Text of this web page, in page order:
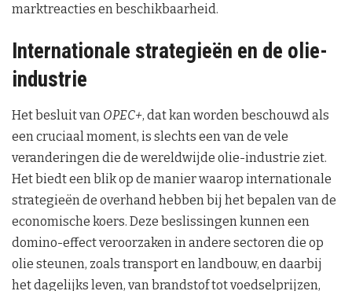
marktreacties en beschikbaarheid.
Internationale strategieën en de olie-
industrie
Het besluit van OPEC+, dat kan worden beschouwd als
een cruciaal moment, is slechts een van de vele
veranderingen die de wereldwijde olie-industrie ziet.
Het biedt een blik op de manier waarop internationale
strategieën de overhand hebben bij het bepalen van de
economische koers. Deze beslissingen kunnen een
domino-effect veroorzaken in andere sectoren die op
olie steunen, zoals transport en landbouw, en daarbij
het dagelijks leven, van brandstof tot voedselprijzen,